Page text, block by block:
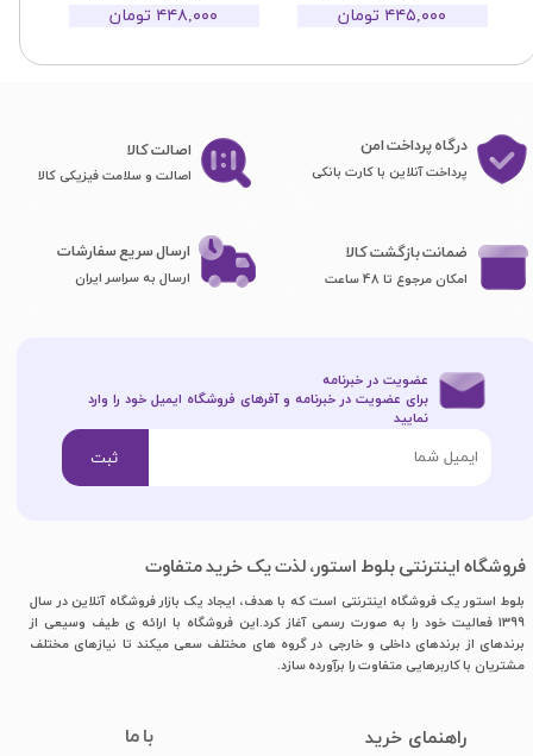
۴۴۸,۰۰۰ تومان
۴۴۵,۰۰۰ تومان
درگاه پرداخت امن
پرداخت آنلاین با کارت بانکی
فروشگاه اینترنتی بلوط استور، لذت یک خرید متفاوت
بلوط استور یک فروشگاه اینترنتی است که با هدف، ایجاد یک بازار فروشگاه آنلاین در سال
1399 فعالیت خود را به صورت رسمی آغاز کرد.این فروشگاه با ارائه ی طیف وسیعی از
برندهای از برندهای داخلی و خارجی در گروه های مختلف سعی میکند تا نیازهای مختلف
مشتریان با کاربرهایی متفاوت را برآورده سازد.
با ما
​راهنمای خرید
اصا​​​​​​​لت کالا
اصالت و سلامت فیزیکی کالا
ضمانت بازگشت کالا
امکان مرجوع تا 48 ساعت
ارسال سریع سفارشات
ارسال به سراسر ایران
عضویت در خبرنامه
برای عضویت در خبرنامه و آفرهای فروشگاه ایمیل خود را وارد
نمایید​​​​​​​
ثبت